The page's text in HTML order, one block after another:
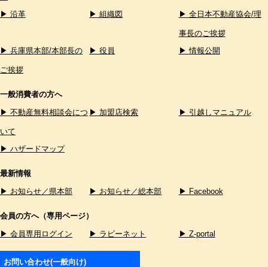
▶ 沿革 ▶ 組織図 ▶ 全日本不動産協会/理
事長のご挨拶
▶ 兵庫県本部/本部長の
ご挨拶
▶ 役員 ▶ 情報公開
一般消費者の方へ
▶ 不動産無料相談会につ
いて
▶ 加盟店検索 ▶ 引越しマニュアル
▶ ハザードマップ
最新情報
▶ お知らせ／県本部
▶ お知らせ／総本部 ▶ Facebook
会員の方へ（専用ページ）
▶ 会員専用ログイン
▶ ラビーネット ▶ Z-portal
お問い合わせ(一般向け)